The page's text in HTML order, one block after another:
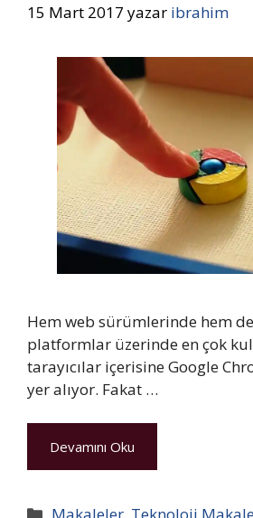
15 Mart 2017 yazar ibrahim
Hem web sürümlerinde hem
platformlar üzerinde en çok
tarayıcılar içerisine Google
yer alıyor. Fakat …
Devamını Oku
Kategoriler